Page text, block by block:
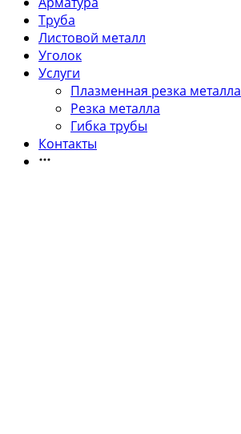
Труба
Листовой металл
Уголок
Услуги
Плазменная резка металла
Резка металла
Гибка трубы
Контакты